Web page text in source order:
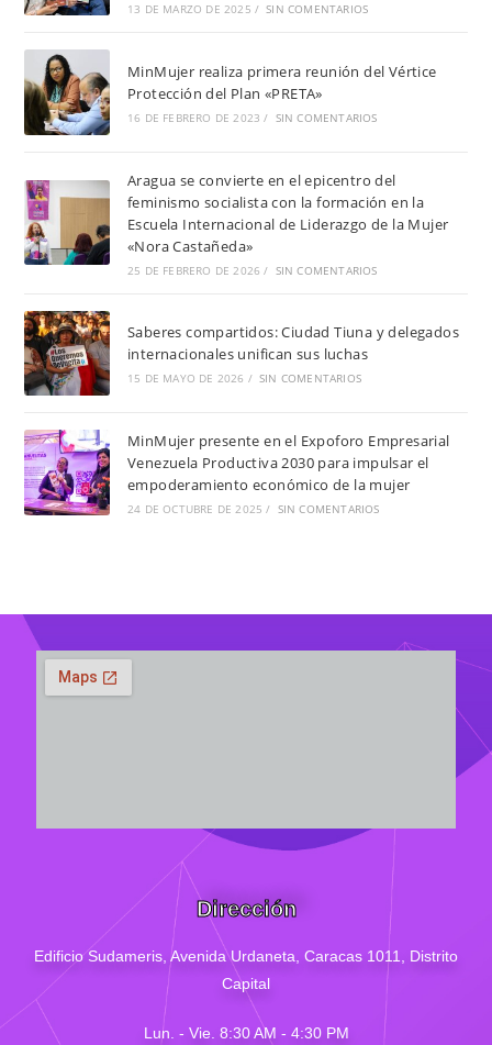
13 DE MARZO DE 2025 / SIN COMENTARIOS
MinMujer realiza primera reunión del Vértice
Protección del Plan «PRETA»
16 DE FEBRERO DE 2023 / SIN COMENTARIOS
Aragua se convierte en el epicentro del
feminismo socialista con la formación en la
Escuela Internacional de Liderazgo de la Mujer
«Nora Castañeda»
25 DE FEBRERO DE 2026 / SIN COMENTARIOS
Saberes compartidos: Ciudad Tiuna y delegados
internacionales unifican sus luchas
15 DE MAYO DE 2026 / SIN COMENTARIOS
MinMujer presente en el Expoforo Empresarial
Venezuela Productiva 2030 para impulsar el
empoderamiento económico de la mujer
24 DE OCTUBRE DE 2025 / SIN COMENTARIOS
Dirección
Edificio Sudameris, Avenida Urdaneta, Caracas 1011, Distrito
Capital
Lun. - Vie. 8:30 AM - 4:30 PM